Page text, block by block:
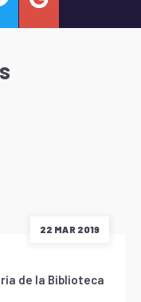
22 MAR 2019
de la Biblioteca